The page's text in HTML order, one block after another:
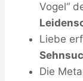
Vogel“
Liebe
Die